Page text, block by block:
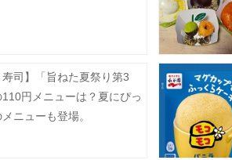
寿司】「旨ねた夏祭り第3
円メニューは？夏にぴっ
ニューも登場。